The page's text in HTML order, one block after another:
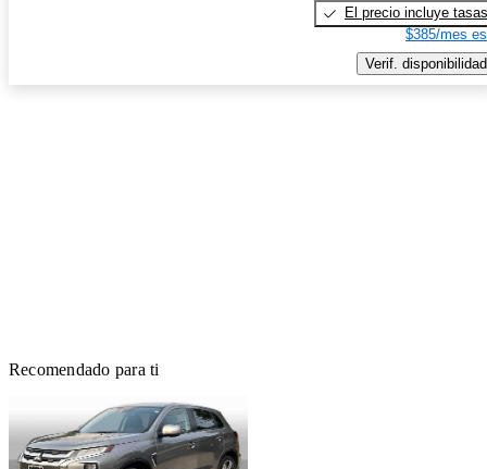
El precio incluye tasas
$385/mes
Verif. disponibilidad
Recomendado para ti